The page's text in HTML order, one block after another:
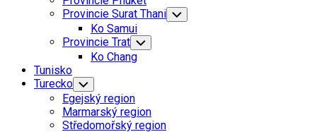
Provincie Surat Thani Toggle
Child
Ko Samui
Provincie Trat Toggle
Child
Menu
Ko Chang
Tunisko
Turecko Toggle
Child
Menu
Egejský region
Marmarský region
Středomořský region